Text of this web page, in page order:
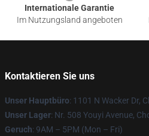
Internationale Garantie
Im Nutzungsland angeboten
Kontaktieren Sie uns
Unser Hauptbüro: 1101 N Wacker Dr,
Unser Lager: Nr. 508 Youyi Avenue,
Geruch: 9AM – 5PM (Mon – Fri)